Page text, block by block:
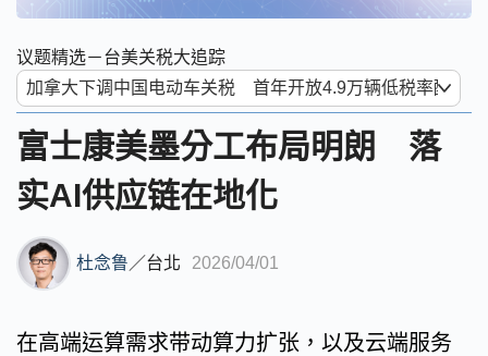
议题精选－台美关税大追踪
富士康美墨分工布局明朗 落
实AI供应链在地化
杜念鲁 ／台北 2026/04/01
在高端运算需求带动算力扩张，以及云端服务